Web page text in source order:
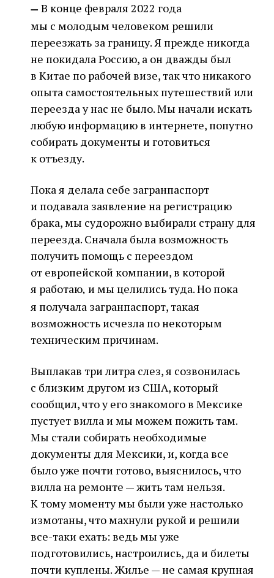
— В конце февраля 2022 года
мы с молодым человеком решили
переезжать за границу. Я прежде никогда
не покидала Россию, а он дважды был
в Китае по рабочей визе, так что никакого
опыта самостоятельных путешествий или
переезда у нас не было. Мы начали искать
любую информацию в интернете, попутно
собирать документы и готовиться
к отъезду.
Пока я делала себе загранпаспорт
и подавала заявление на регистрацию
брака, мы судорожно выбирали страну для
переезда. Сначала была возможность
получить помощь с переездом
от европейской компании, в которой
я работаю, и мы целились туда. Но пока
я получала загранпаспорт, такая
возможность исчезла по некоторым
техническим причинам.
Выплакав три литра слез, я созвонилась
с близким другом из США, который
сообщил, что у его знакомого в Мексике
пустует вилла и мы можем пожить там.
Мы стали собирать необходимые
документы для Мексики, и, когда все
было уже почти готово, выяснилось, что
вилла на ремонте — жить там нельзя.
К тому моменту мы были уже настолько
измотаны, что махнули рукой и решили
все-таки ехать: ведь мы уже
подготовились, настроились, да и билеты
почти куплены. Жилье — не самая крупная